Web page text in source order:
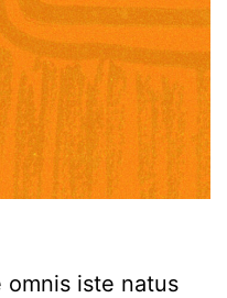
omnis iste natus